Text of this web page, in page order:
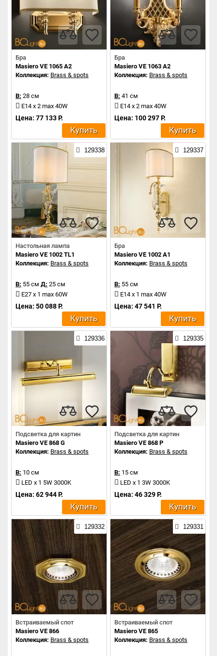
Бра
Masiero VE 1065 A2
Коллекция: Brass & spots
В: 28 см
E14 x 2 max 40W
Цена: 77 133 Р.
Купить
Бра
Masiero VE 1063 A2
Коллекция: Brass & spots
В: 41 см
E14 x 2 max 40W
Цена: 100 297 Р.
Купить
129338
Настольная лампа
Masiero VE 1002 TL1
Коллекция: Brass & spots
В: 55 см Д: 25 см
E27 x 1 max 60W
Цена: 50 088 Р.
Купить
129337
Бра
Masiero VE 1002 A1
Коллекция: Brass & spots
В: 55 см
E14 x 1 max 40W
Цена: 47 541 Р.
Купить
129336
Подсветка для картин
Masiero VE 868 G
Коллекция: Brass & spots
В: 10 см
LED x 1 5W 3000K
Цена: 62 944 Р.
Купить
129335
Подсветка для картин
Masiero VE 868 P
Коллекция: Brass & spots
В: 15 см
LED x 1 3W 3000K
Цена: 46 329 Р.
Купить
129332
Встраиваемый спот
Masiero VE 866
Коллекция: Brass & spots
129331
Встраиваемый спот
Masiero VE 865
Коллекция: Brass & spots